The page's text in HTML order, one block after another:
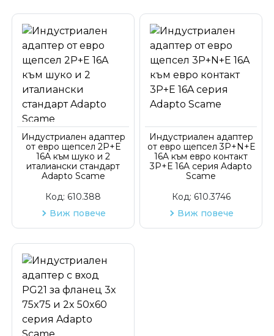
Индустриален адаптер
от евро щепсел 2P+E
16A към шуко и 2
италиански стандарт
Adapto Scame
Код: 610.388
Виж повече
Индустриален адаптер
от евро щепсел 3P+N+Е
16A към евро контакт
3P+Е 16A серия Adapto
Scame
Код: 610.3746
Виж повече